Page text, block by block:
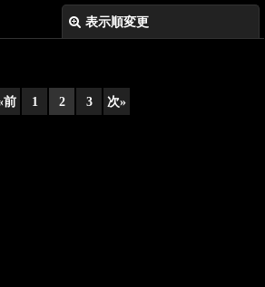
表示順変更
前 1 2 3 次»